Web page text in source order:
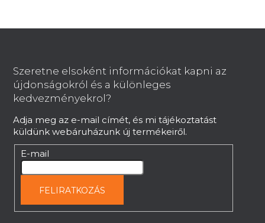
Szeretne elsoként információkat kapni az
újdonságokról és a különleges
kedvezményekrol?
Adja meg az e-mail címét, és mi tájékoztatást
küldünk webáruházunk új termékeiről.
E-mail
FELIRATKOZÁS